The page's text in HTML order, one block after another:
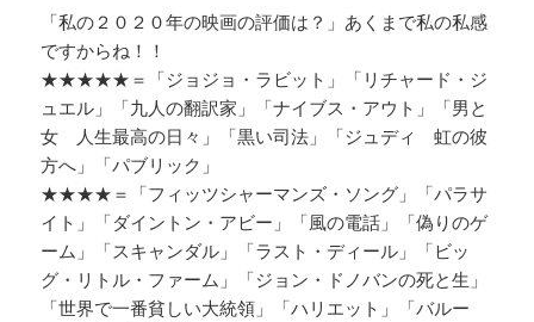
「私の２０２０年の映画の評価は？」あくまで私の私感
ですからね！！
★★★★★＝「ジョジョ・ラビット」「リチャード・ジ
ュエル」「九人の翻訳家」「ナイブス・アウト」「男と
女 人生最高の日々」「黒い司法」「ジュディ 虹の彼
方へ」「パブリック」
★★★★＝「フィッツシャーマンズ・ソング」「パラサ
イト」「ダイントン・アビー」「風の電話」「偽りのゲ
ーム」「スキャンダル」「ラスト・ディール」「ビッ
グ・リトル・ファーム」「ジョン・ドノバンの死と生」
「世界で一番貧しい大統領」「ハリエット」「バルー